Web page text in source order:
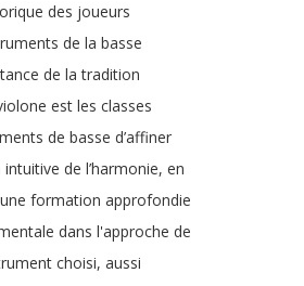
des joueurs
de la basse
de la tradition
est les classes
de basse d’affiner
de l’harmonie, en
formation approfondie
dans l'approche de
choisi, aussi